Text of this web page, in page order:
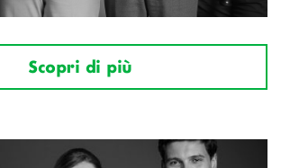
Scopri di più